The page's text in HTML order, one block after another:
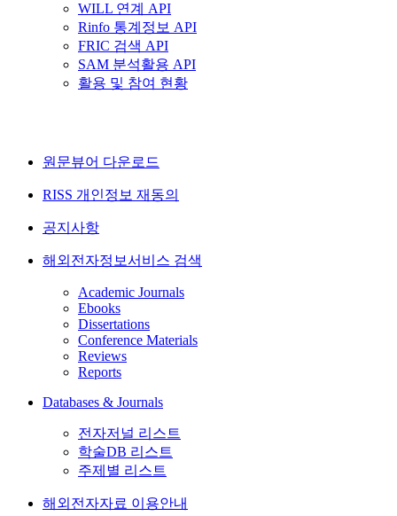
WILL 연계 API
Rinfo 통계정보 API
FRIC 검색 API
SAM 분석활용 API
활용 및 참여 현황
원문뷰어 다운로드
RISS 개인정보 재동의
공지사항
해외전자정보서비스 검색
Academic Journals
Ebooks
Dissertations
Conference Materials
Reviews
Reports
Databases & Journals
전자저널 리스트
학술DB 리스트
주제별 리스트
해외전자자료 이용안내